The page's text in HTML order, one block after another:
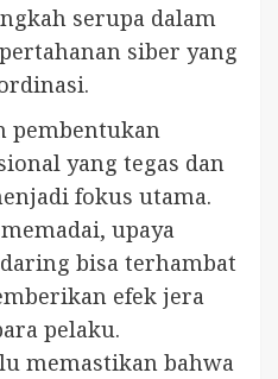
serupa dalam
siber yang
pembentukan
yang tegas dan
fokus utama.
upaya
bisa terhambat
efek jera
pelaku.
memastikan bahwa